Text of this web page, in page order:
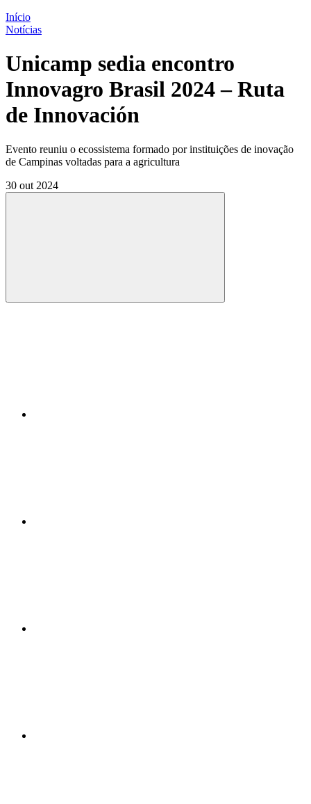
Início
Notícias
Unicamp sedia encontro
Innovagro Brasil 2024 – Ruta
de Innovación
Evento reuniu o ecossistema formado por instituições de inovação
de Campinas voltadas para a agricultura
30 out 2024
Compartilhar